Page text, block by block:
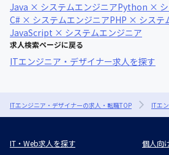
Java × システムエンジニアPython × シ
C# × システムエンジニアPHP × システ
JavaScript × システムエンジニア
求人検索ページに戻る
ITエンジニア・デザイナー求人を探す
ITエンジニア・デザイナーの求人・転職TOP ITエ
IT・Web求人を探す
個人向